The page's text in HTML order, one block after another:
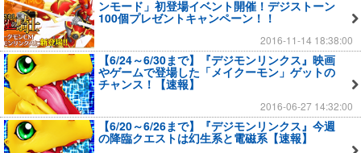
ンモード」初登場イベント開催！デジストーン
100個プレゼントキャンペーン！！
2016-11-14 18:38:00
【6/24～6/30まで】『デジモンリンクス』映画
やゲームで登場した「メイクーモン」ゲットの
チャンス！【速報】
2016-06-27 14:32:00
【6/20～6/26まで】『デジモンリンクス』今週
の降臨クエストは幻生系と電磁系【速報】